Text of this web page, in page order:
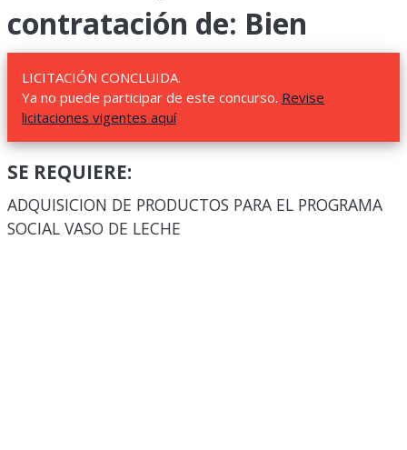
contratación de: Bien
LICITACIÓN CONCLUIDA.
Ya no puede participar de este concurso. Revise
licitaciones vigentes aquí
SE REQUIERE:
ADQUISICION DE PRODUCTOS PARA EL PROGRAMA
SOCIAL VASO DE LECHE